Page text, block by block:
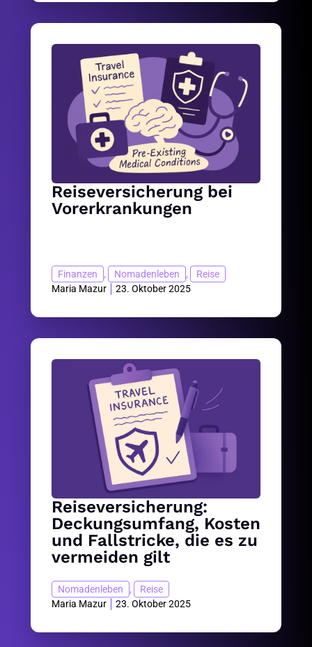
Reiseversicherung bei
Vorerkrankungen
Finanzen , Nomadenleben ,
Reise
Maria Mazur
23. Oktober 2025
Reiseversicherung:
Deckungsumfang, Kosten
und Fallstricke, die es zu
vermeiden gilt
Nomadenleben ,
Reise
Maria Mazur
23. Oktober 2025